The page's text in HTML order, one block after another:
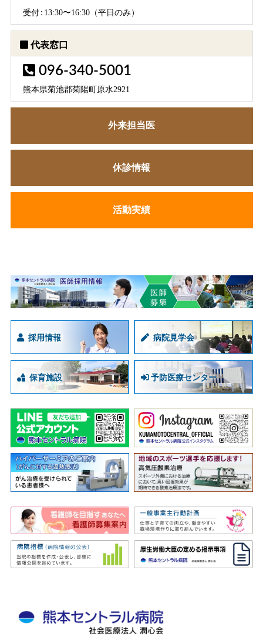
受付： 13:30〜16:30（平日のみ）
代表窓口
096-340-5001
熊本県菊池郡菊陽町原水2921
外来担当医
休診情報
活動実績
採用情報 病院見学会
保育施設 予防医療センター